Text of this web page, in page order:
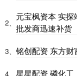
2、
元宝枫资本 实
批发商迅速补货
3、 铭创配资 东方
4、 星星配资 磷化